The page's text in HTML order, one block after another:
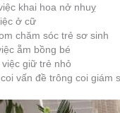
khai hoa nở nhuỵ
ở cữ
chăm sóc trẻ sơ sinh
ẵm bồng bé
giữ trẻ nhỏ
vấn đề trông coi giám